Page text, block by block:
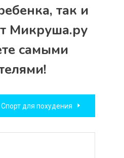
так и
Микруша.ру
самыми
Спорт для похудения